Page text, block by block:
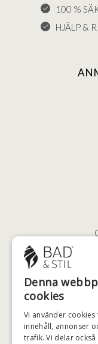
100 %
HJÄLP &
2100
Denna
cookies
Vi använder
innehåll, annonser
trafik. Vi delar